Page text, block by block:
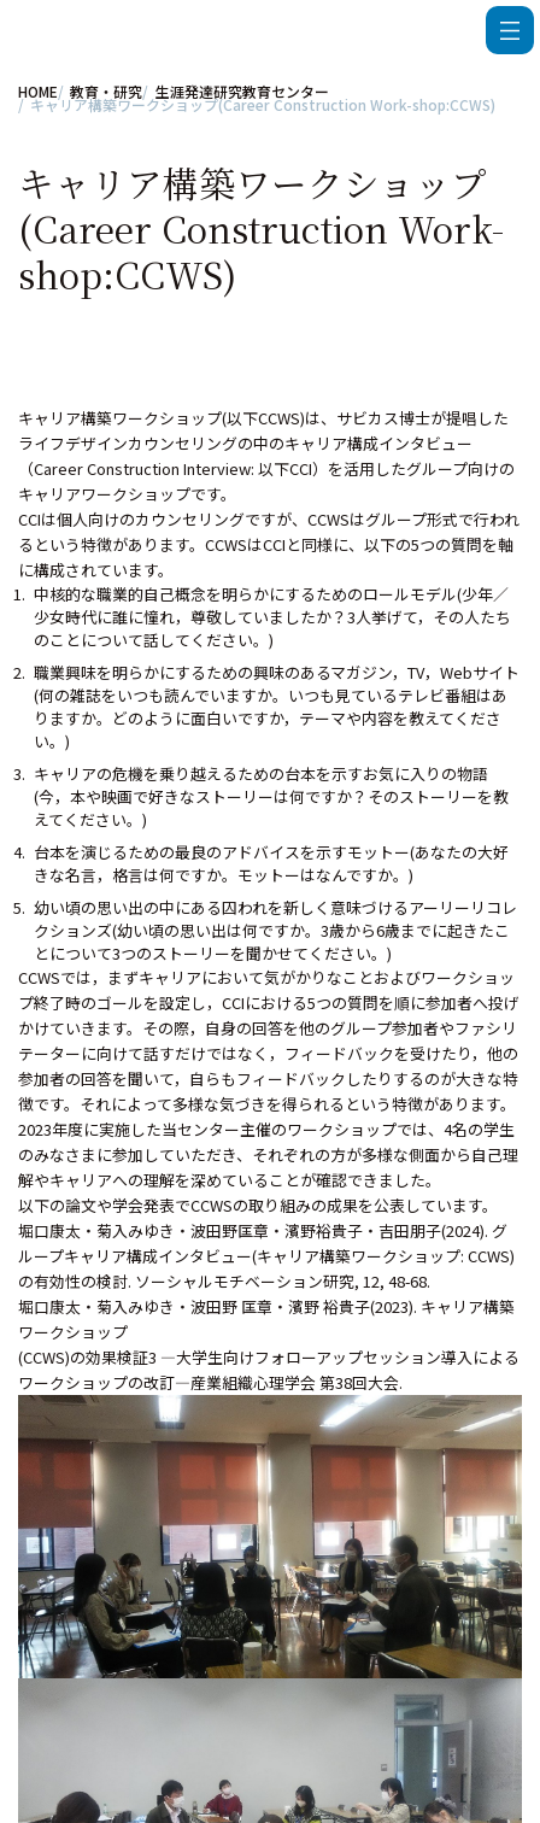
HOME 教育・研究 生涯発達研究教育センター
キャリア構築ワークショップ(Career Construction Work-shop:CCWS)
キャリア構築ワークショップ
(Career Construction Work-
shop:CCWS)
キャリア構築ワークショップ(以下CCWS)は、サビカス博士が提唱した
ライフデザインカウンセリングの中のキャリア構成インタビュー
（Career Construction Interview: 以下CCI）を活用したグループ向けの
キャリアワークショップです。
CCIは個人向けのカウンセリングですが、CCWSはグループ形式で行われ
るという特徴があります。CCWSはCCIと同様に、以下の5つの質問を軸
に構成されています。
中核的な職業的自己概念を明らかにするためのロールモデル(少年／
少女時代に誰に憧れ，尊敬していましたか？3人挙げて，その人たち
のことについて話してください。)
職業興味を明らかにするための興味のあるマガジン，TV，Webサイト
(何の雑誌をいつも読んでいますか。いつも見ているテレビ番組はあ
りますか。どのように面白いですか，テーマや内容を教えてくださ
い。)
キャリアの危機を乗り越えるための台本を示すお気に入りの物語
(今，本や映画で好きなストーリーは何ですか？そのストーリーを教
えてください。)
台本を演じるための最良のアドバイスを示すモットー(あなたの大好
きな名言，格言は何ですか。モットーはなんですか。)
幼い頃の思い出の中にある囚われを新しく意味づけるアーリーリコレ
クションズ(幼い頃の思い出は何ですか。3歳から6歳までに起きたこ
とについて3つのストーリーを聞かせてください。)
CCWSでは，まずキャリアにおいて気がかりなことおよびワークショッ
プ終了時のゴールを設定し，CCIにおける5つの質問を順に参加者へ投げ
かけていきます。その際，自身の回答を他のグループ参加者やファシリ
テーターに向けて話すだけではなく，フィードバックを受けたり，他の
参加者の回答を聞いて，自らもフィードバックしたりするのが大きな特
徴です。それによって多様な気づきを得られるという特徴があります。
2023年度に実施した当センター主催のワークショップでは、4名の学生
のみなさまに参加していただき、それぞれの方が多様な側面から自己理
解やキャリアへの理解を深めていることが確認できました。
以下の論文や学会発表でCCWSの取り組みの成果を公表しています。
堀口康太・菊入みゆき・波田野匡章・濱野裕貴子・吉田朋子(2024). グ
ループキャリア構成インタビュー(キャリア構築ワークショップ: CCWS)
の有効性の検討. ソーシャルモチベーション研究, 12, 48-68.
堀口康太・菊入みゆき・波田野 匡章・濱野 裕貴子(2023). キャリア構築
ワークショップ
(CCWS)の効果検証3 —大学生向けフォローアップセッション導入による
ワークショップの改訂—産業組織心理学会 第38回大会.